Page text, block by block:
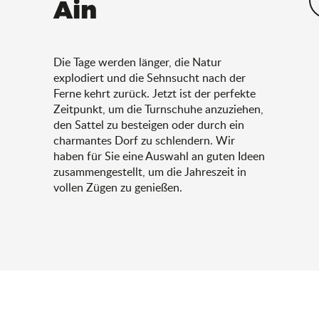
Ain
Die Tage werden länger, die Natur
explodiert und die Sehnsucht nach der
Ferne kehrt zurück. Jetzt ist der perfekte
Zeitpunkt, um die Turnschuhe anzuziehen,
den Sattel zu besteigen oder durch ein
charmantes Dorf zu schlendern. Wir
haben für Sie eine Auswahl an guten Ideen
zusammengestellt, um die Jahreszeit in
vollen Zügen zu genießen.